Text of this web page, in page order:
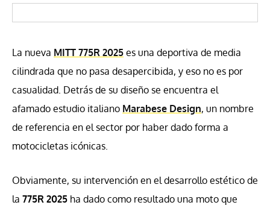
La nueva MITT 775R 2025 es una deportiva de media
cilindrada que no pasa desapercibida, y eso no es por
casualidad. Detrás de su diseño se encuentra el
afamado estudio italiano Marabese Design, un nombre
de referencia en el sector por haber dado forma a
motocicletas icónicas.
Obviamente, su intervención en el desarrollo estético de
la 775R 2025 ha dado como resultado una moto que